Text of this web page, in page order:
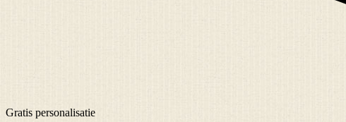
Gratis personalisatie